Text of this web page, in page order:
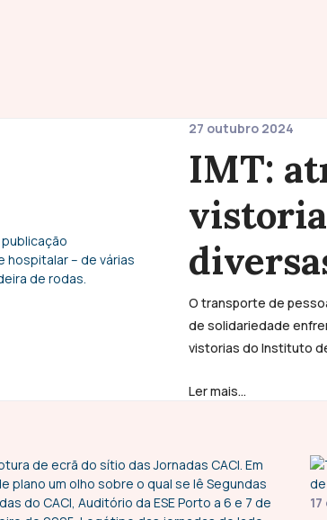
27 outubro 2024
IMT:
O transporte de
de solidariedade
vistorias do Instituto
Ler mais...